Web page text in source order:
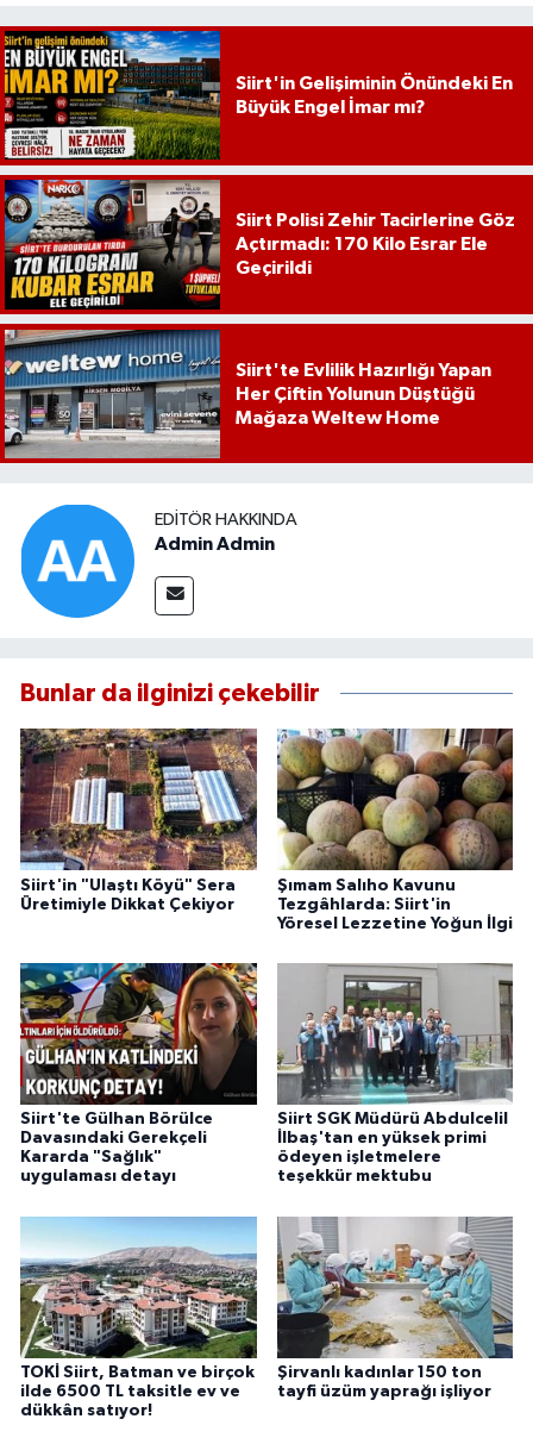
Siirt'in Gelişiminin Önündeki En
Büyük Engel İmar mı?
Siirt Polisi Zehir Tacirlerine Göz
Açtırmadı: 170 Kilo Esrar Ele
Geçirildi
Siirt'te Evlilik Hazırlığı Yapan
Her Çiftin Yolunun Düştüğü
Mağaza Weltew Home
EDITÖR HAKKINDA
Admin Admin
Bunlar da ilginizi çekebilir
Siirt'in "Ulaştı Köyü" Sera
Üretimiyle Dikkat Çekiyor
Şımam Salıho Kavunu
Tezgâhlarda: Siirt'in
Yöresel Lezzetine Yoğun İlgi
Siirt'te Gülhan Börülce
Davasındaki Gerekçeli
Kararda "Sağlık"
uygulaması detayı
Siirt SGK Müdürü Abdulcelil
İlbaş'tan en yüksek primi
ödeyen işletmelere
teşekkür mektubu
TOKİ Siirt, Batman ve birçok
ilde 6500 TL taksitle ev ve
dükkân satıyor!
Şirvanlı kadınlar 150 ton
tayfi üzüm yaprağı işliyor